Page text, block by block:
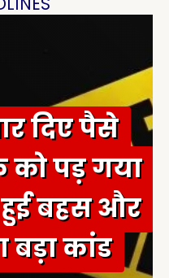
दिए पैसे
पड़ गया
बहस और
बड़ा कांड